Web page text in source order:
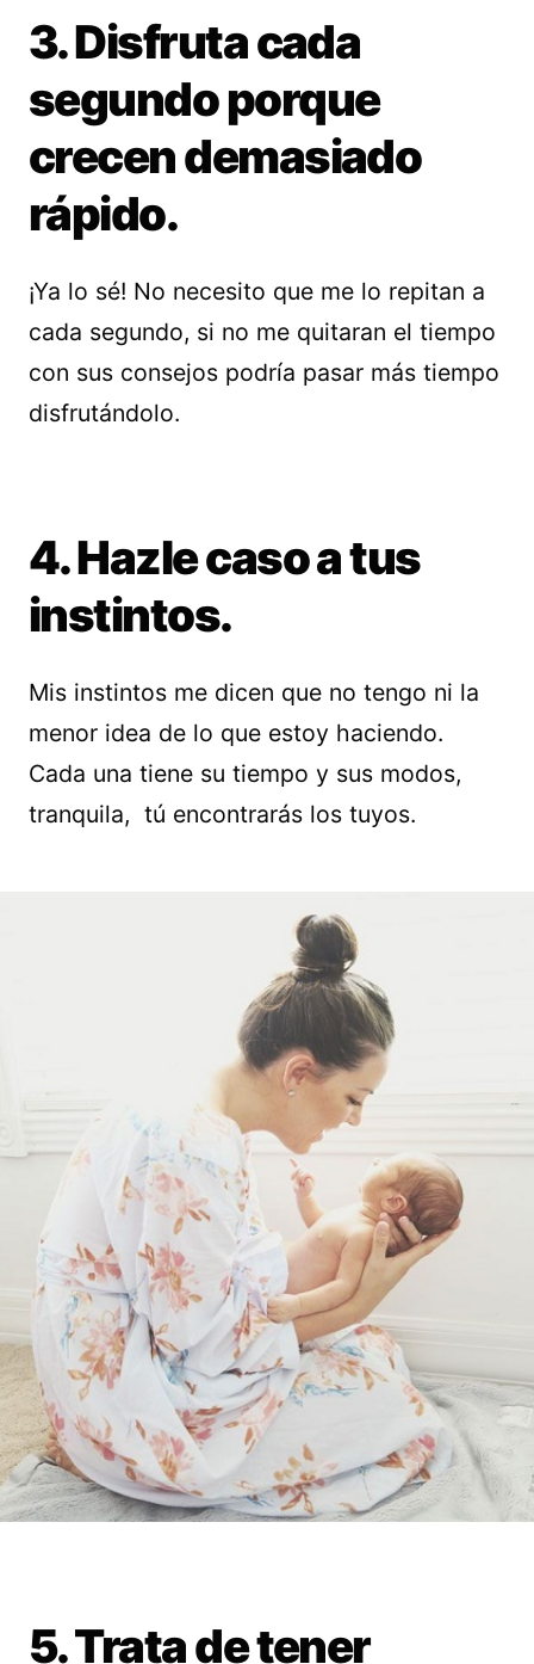
3. Disfruta cada
segundo porque
crecen demasiado
rápido.
¡Ya lo sé! No necesito que me lo repitan a
cada segundo, si no me quitaran el tiempo
con sus consejos podría pasar más tiempo
disfrutándolo.
4. Hazle caso a tus
instintos.
Mis instintos me dicen que no tengo ni la
menor idea de lo que estoy haciendo.
Cada una tiene su tiempo y sus modos,
tranquila, tú encontrarás los tuyos.
5. Trata de tener